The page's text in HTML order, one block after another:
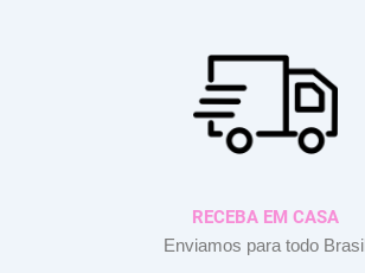
RECEBA EM CASA
Enviamos para todo Brasil